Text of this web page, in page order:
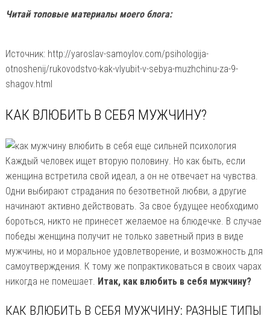
Читай топовые материалы моего блога:
Источник: http://yaroslav-samoylov.com/psihologija-
otnoshenij/rukovodstvo-kak-vlyubit-v-sebya-muzhchinu-za-9-
shagov.html
КАК ВЛЮБИТЬ В СЕБЯ МУЖЧИНУ?
Каждый человек ищет вторую половину. Но как быть, если
женщина встретила свой идеал, а он не отвечает на чувства.
Одни выбирают страдания по безответной любви, а другие
начинают активно действовать. За свое будущее необходимо
бороться, никто не принесет желаемое на блюдечке. В случае
победы женщина получит не только заветный приз в виде
мужчины, но и моральное удовлетворение, и возможность для
самоутверждения. К тому же попрактиковаться в своих чарах
никогда не помешает. Итак, как влюбить в себя мужчину?
КАК ВЛЮБИТЬ В СЕБЯ МУЖЧИНУ: РАЗНЫЕ ТИПЫ